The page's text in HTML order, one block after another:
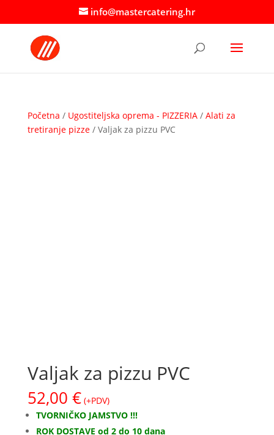
info@mastercatering.hr
Početna / Ugostiteljska oprema - PIZZERIA/ Alati za
tretiranje pizze/ Valjak za pizzu PVC
Valjak za pizzu PVC
52,00 € (+PDV)
TVORNIČKO JAMSTVO !!!
ROK DOSTAVE od 2 do 10 dana